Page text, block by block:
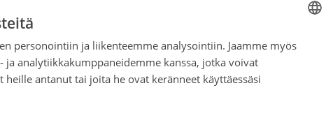
Perusta
Perusta
Perusta oma
FINNISH
personointiin ja liikenteemme analysointiin. Jaamme myös
analytiikkakumppaneidemme kanssa, jotka voivat
antanut tai joita he ovat keränneet käyttäessäsi